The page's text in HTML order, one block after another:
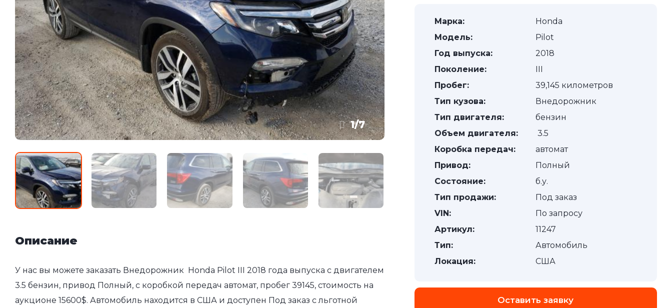
1/7
Описание
У нас вы можете заказать Внедорожник Honda Pilot III 2018 года выпуска с двигателем
3.5 бензин, привод Полный, с коробкой передач автомат, пробег 39145, стоимость на
аукционе 15600$. Автомобиль находится в США и доступен Под заказ с льготной
Марка:
Honda
Модель:
Pilot
Год выпуска:
2018
Поколение:
III
Пробег:
39,145 километров
Тип кузова:
Внедорожник
Тип двигателя:
бензин
Объем двигателя:
3.5
Коробка передач:
автомат
Привод:
Полный
Состояние:
б.у.
Тип продажи:
Под заказ
VIN:
По запросу
Артикул:
11247
Тип:
Автомобиль
Локация:
США
Оставить заявку